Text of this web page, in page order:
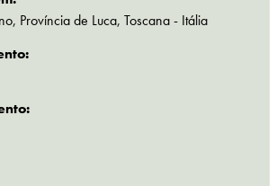
Província de Luca, Toscana - Itália